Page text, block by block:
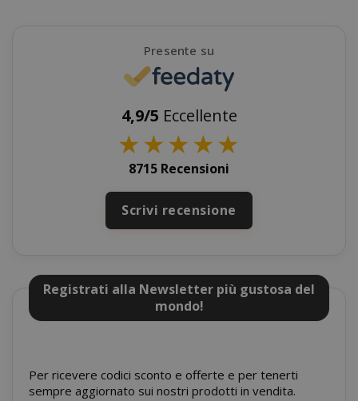
Presente su
4,9/5 Eccellente
★★★★★
8715 Recensioni
Scrivi recensione
Registrati alla Newsletter più gustosa del
mondo!
Per ricevere codici sconto e offerte e per tenerti
sempre aggiornato sui nostri prodotti in vendita.
_GRECAPTCHA Google